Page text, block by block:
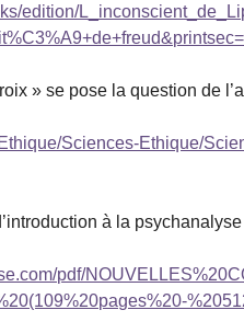
edition/
» se pose la question de
Sciences-Ethique/
à la psychanalyse
pdf/